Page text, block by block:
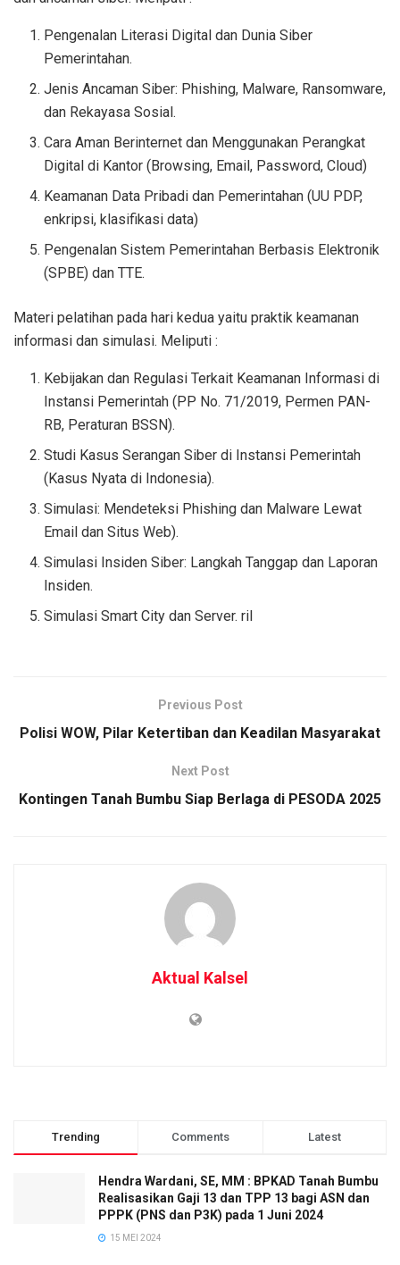
Pengenalan Literasi Digital dan Dunia Siber
Pemerintahan.
Jenis Ancaman Siber: Phishing, Malware, Ransomware,
dan Rekayasa Sosial.
Cara Aman Berinternet dan Menggunakan Perangkat
Digital di Kantor (Browsing, Email, Password, Cloud)
Keamanan Data Pribadi dan Pemerintahan (UU PDP,
enkripsi, klasifikasi data)
Pengenalan Sistem Pemerintahan Berbasis Elektronik
(SPBE) dan TTE.
Materi pelatihan pada hari kedua yaitu praktik keamanan
informasi dan simulasi. Meliputi :
Kebijakan dan Regulasi Terkait Keamanan Informasi di
Instansi Pemerintah (PP No. 71/2019, Permen PAN-
RB, Peraturan BSSN).
Studi Kasus Serangan Siber di Instansi Pemerintah
(Kasus Nyata di Indonesia).
Simulasi: Mendeteksi Phishing dan Malware Lewat
Email dan Situs Web).
Simulasi Insiden Siber: Langkah Tanggap dan Laporan
Insiden.
Simulasi Smart City dan Server. ril
Previous Post
Polisi WOW, Pilar Ketertiban dan Keadilan Masyarakat
Next Post
Kontingen Tanah Bumbu Siap Berlaga di PESODA 2025
Aktual Kalsel
Trending Comments Latest
Hendra Wardani, SE, MM : BPKAD Tanah Bumbu
Realisasikan Gaji 13 dan TPP 13 bagi ASN dan
PPPK (PNS dan P3K) pada 1 Juni 2024
15 MEI 2024